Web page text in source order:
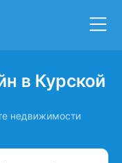
в Курской
недвижимости